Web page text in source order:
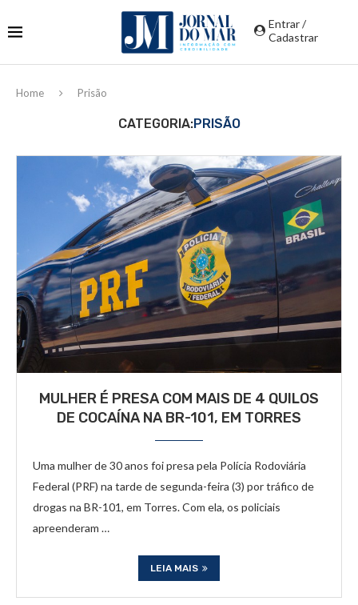
Entrar /
Cadastrar
Home Prisão
CATEGORIA:PRISÃO
MULHER É PRESA COM MAIS DE 4 QUILOS
DE COCAÍNA NA BR-101, EM TORRES
Uma mulher de 30 anos foi presa pela Polícia Rodoviária
Federal (PRF) na tarde de segunda-feira (3) por tráfico de
drogas na BR-101, em Torres. Com ela, os policiais
apreenderam …
LEIA MAIS